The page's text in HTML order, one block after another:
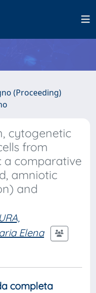
(Proceeding)
cytogenetic
from
a comparative
amniotic
and
Elena
completa